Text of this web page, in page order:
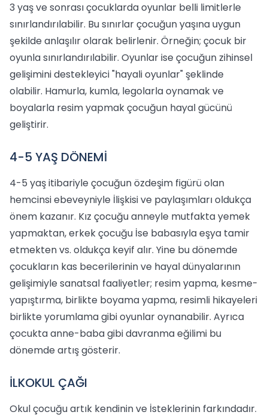
3 yaş ve sonrası çocuklarda oyunlar belli limitlerle
sınırlandırılabilir. Bu sınırlar çocuğun yaşına uygun
şekilde anlaşılır olarak belirlenir. Örneğin; çocuk bir
oyunla sınırlandırılabilir. Oyunlar ise çocuğun zihinsel
gelişimini destekleyici "hayali oyunlar" şeklinde
olabilir. Hamurla, kumla, legolarla oynamak ve
boyalarla resim yapmak çocuğun hayal gücünü
geliştirir.
4-5 YAŞ DÖNEMİ
4-5 yaş itibariyle çocuğun özdeşim figürü olan
hemcinsi ebeveyniyle İlişkisi ve paylaşımları oldukça
önem kazanır. Kız çocuğu anneyle mutfakta yemek
yapmaktan, erkek çocuğu İse babasıyla eşya tamir
etmekten vs. oldukça keyif alır. Yine bu dönemde
çocukların kas becerilerinin ve hayal dünyalarının
gelişimiyle sanatsal faaliyetler; resim yapma, kesme-
yapıştırma, birlikte boyama yapma, resimli hikayeleri
birlikte yorumlama gibi oyunlar oynanabilir. Ayrıca
çocukta anne-baba gibi davranma eğilimi bu
dönemde artış gösterir.
İLKOKUL ÇAĞI
Okul çocuğu artık kendinin ve İsteklerinin farkındadır.